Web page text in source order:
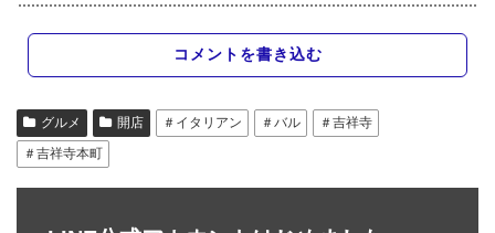
コメントを書き込む
グルメ 開店 ＃イタリアン ＃バル
＃吉祥寺
＃吉祥寺本町